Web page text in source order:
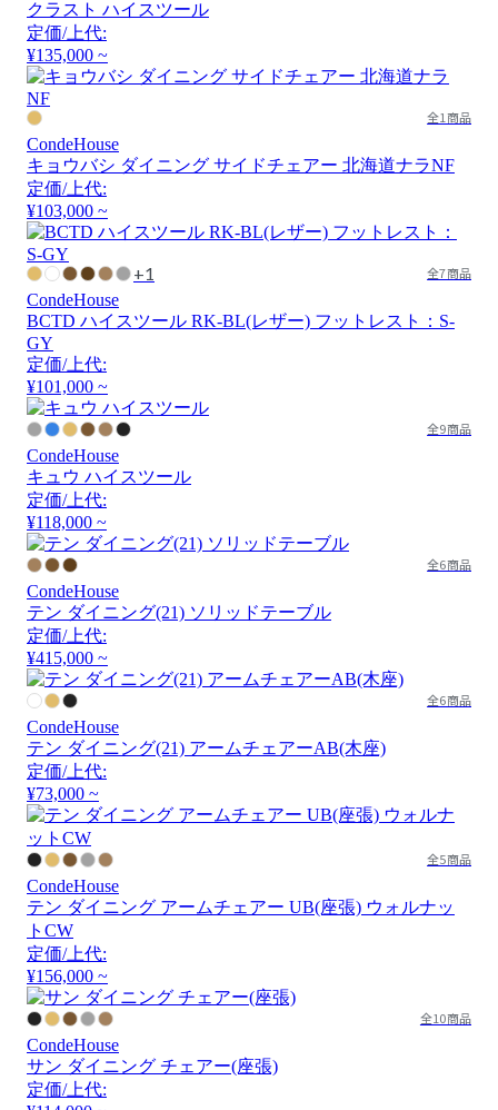
クラスト ハイスツール
定価/上代:
¥135,000 ~
全1商品
CondeHouse
キョウバシ ダイニング サイドチェアー 北海道ナラNF
定価/上代:
¥103,000 ~
+1 全7商品
CondeHouse
BCTD ハイスツール RK-BL(レザー) フットレスト：S-
GY
定価/上代:
¥101,000 ~
全9商品
CondeHouse
キュウ ハイスツール
定価/上代:
¥118,000 ~
全6商品
CondeHouse
テン ダイニング(21) ソリッドテーブル
定価/上代:
¥415,000 ~
全6商品
CondeHouse
テン ダイニング(21) アームチェアーAB(木座)
定価/上代:
¥73,000 ~
全5商品
CondeHouse
テン ダイニング アームチェアー UB(座張) ウォルナッ
トCW
定価/上代:
¥156,000 ~
全10商品
CondeHouse
サン ダイニング チェアー(座張)
定価/上代: